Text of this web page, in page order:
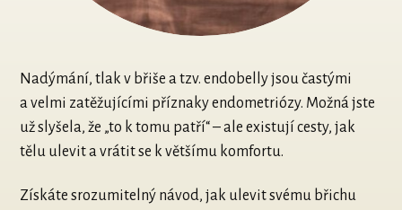
Nadýmání, tlak v břiše a tzv. endobelly jsou častými
a velmi zatěžujícími příznaky endometriózy. Možná jste
už slyšela, že „to k tomu patří“ – ale existují cesty, jak
tělu ulevit a vrátit se k většímu komfortu.
Získáte srozumitelný návod, jak ulevit svému břichu